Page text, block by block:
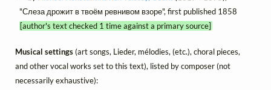
"Слеза дрожит в твоём ревнивом взоре", first published 1858
[author's text checked 1 time against a primary source]
Musical settings(art songs, Lieder, mélodies, (etc.), choral pieces,
and other vocal works set to this text), listed by composer (not
necessarily exhaustive):